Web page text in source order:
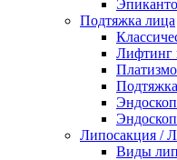
Подтяжка лица
Лифтинг
Липосакция /
Виды